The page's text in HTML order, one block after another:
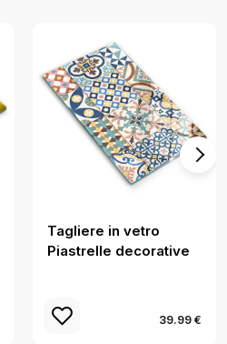
Tagliere in vetro
Piastrelle decorative
39.99 €